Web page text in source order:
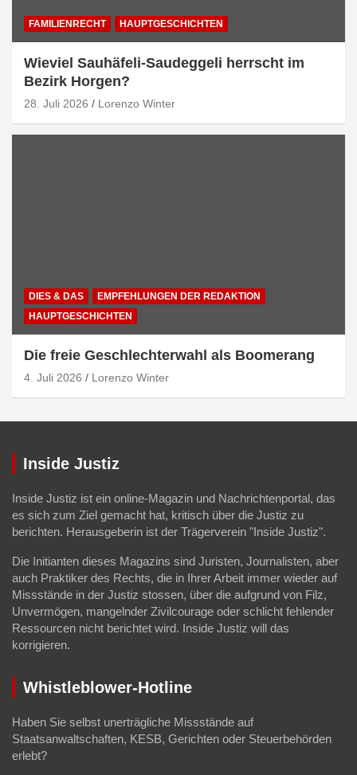
FAMILIENRECHT HAUPTGESCHICHTEN
Wieviel Sauhäfeli-Saudeggeli herrscht im
Bezirk Horgen?
28. Juli 2026 Lorenzo Winter
DIES & DAS
EMPFEHLUNGEN DER REDAKTION
HAUPTGESCHICHTEN
Die freie Geschlechterwahl als Boomerang
4. Juli 2026 Lorenzo Winter
Inside Justiz
Inside Justiz ist ein online-Magazin und Nachrichtenportal, das
es sich zum Ziel gemacht hat, kritisch über die Justiz zu
berichten. Herausgeberin ist der Trägerverein "Inside Justiz".
Die Initianten dieses Magazins sind Juristen, Journalisten, aber
auch Praktiker des Rechts, die in Ihrer Arbeit immer wieder auf
Missstände in der Justiz stossen, über die aufgrund von Filz,
Unvermögen, mangelnder Zivilcourage oder schlicht fehlender
Ressourcen nicht berichtet wird. Inside Justiz will das
korrigieren.
Whistleblower-Hotline
Haben Sie selbst unerträgliche Missstände auf
Staatsanwaltschaften, KESB, Gerichten oder Steuerbehörden
erlebt?